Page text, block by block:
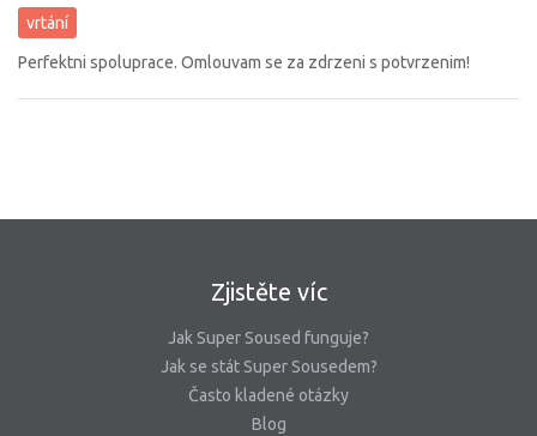
vrtání
Perfektni spoluprace. Omlouvam se za zdrzeni s potvrzenim!
Zjistěte víc
Jak Super Soused funguje?
Jak se stát Super Sousedem?
Často kladené otázky
Blog